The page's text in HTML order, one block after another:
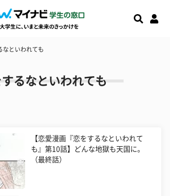
なといわれても
るなといわれても
【恋愛漫画『恋をするなといわれて
も』第10話】どんな地獄も天国に。
（最終話）